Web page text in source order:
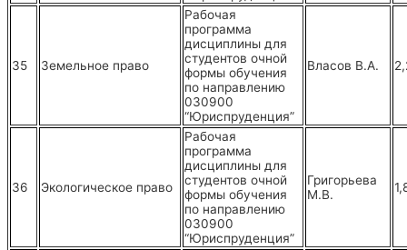
35 Земельное право
Рабочая
программа
дисциплины для
студентов очной
формы обучения
по направлению
030900
“Юриспруденция”
Власов В.А.
36 Экологическое право
Рабочая
программа
дисциплины для
студентов очной
формы обучения
по направлению
030900
“Юриспруденция”
Григорьева
М.В.